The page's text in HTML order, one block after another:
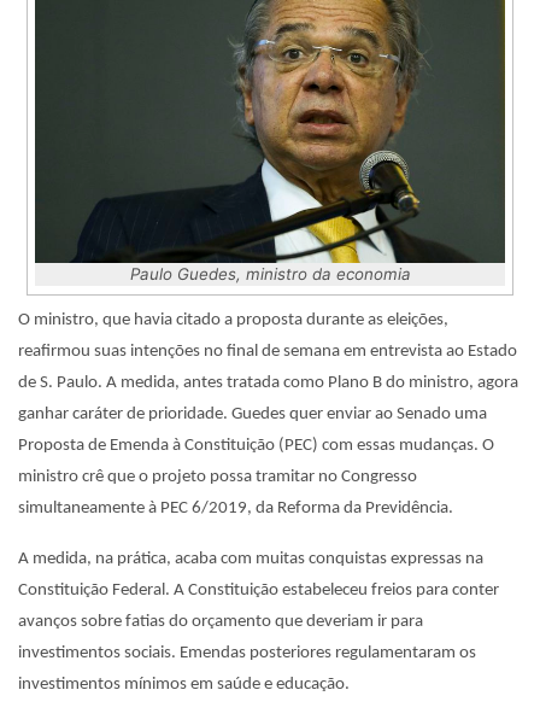
Paulo Guedes, ministro da economia
O ministro, que havia citado a proposta durante as eleições,
reafirmou suas intenções no final de semana em entrevista ao Estado
de S. Paulo. A medida, antes tratada como Plano B do ministro, agora
ganhar caráter de prioridade. Guedes quer enviar ao Senado uma
Proposta de Emenda à Constituição (PEC) com essas mudanças. O
ministro crê que o projeto possa tramitar no Congresso
simultaneamente à PEC 6/2019, da Reforma da Previdência.
A medida, na prática, acaba com muitas conquistas expressas na
Constituição Federal. A Constituição estabeleceu freios para conter
avanços sobre fatias do orçamento que deveriam ir para
investimentos sociais. Emendas posteriores regulamentaram os
investimentos mínimos em saúde e educação.